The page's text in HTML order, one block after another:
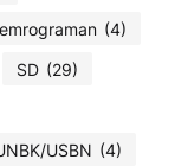
(4)
SD (29)
USBN (4)